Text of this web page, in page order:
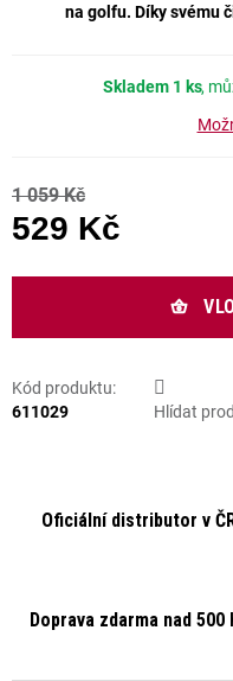
na golfu. Díky svému
Skladem 1 ks
1 059 Kč
529 Kč
Kód produktu:
611029
Hlídat
Oficiální distributor v
Doprava zdarma nad 500